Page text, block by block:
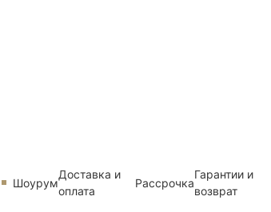
Шоурум
Доставка и
оплата
Рассрочка
Гарантии и
возврат